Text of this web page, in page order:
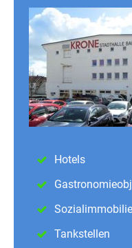
Hotels
Tankstellen